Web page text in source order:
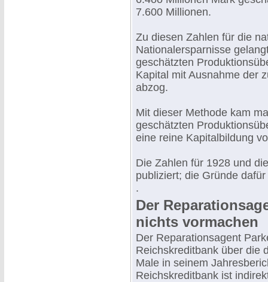
7.600 Millionen.
Zu diesen Zahlen für die
Nationalersparnisse
geschätzten
Kapital mit Ausnahme der
abzog.
Mit dieser Methode kam
geschätzten
eine reine Kapitalbildung
Die Zahlen für 1928 und
publiziert; die Gründe
.
Der
nichts vormachen
Der Reparationsagent
Reichskreditbank über die
Male in seinem
Reichskreditbank ist